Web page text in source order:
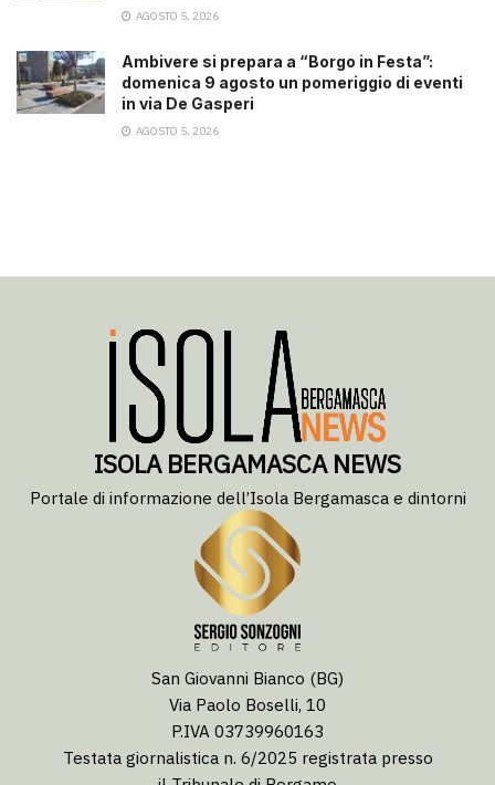
AGOSTO 5, 2026
Ambivere si prepara a “Borgo in Festa”:
domenica 9 agosto un pomeriggio di eventi
in via De Gasperi
AGOSTO 5, 2026
ISOLA BERGAMASCA NEWS
Portale di informazione dell’Isola Bergamasca e dintorni
San Giovanni Bianco (BG)
Via Paolo Boselli, 10
P.IVA 03739960163
Testata giornalistica n. 6/2025 registrata presso